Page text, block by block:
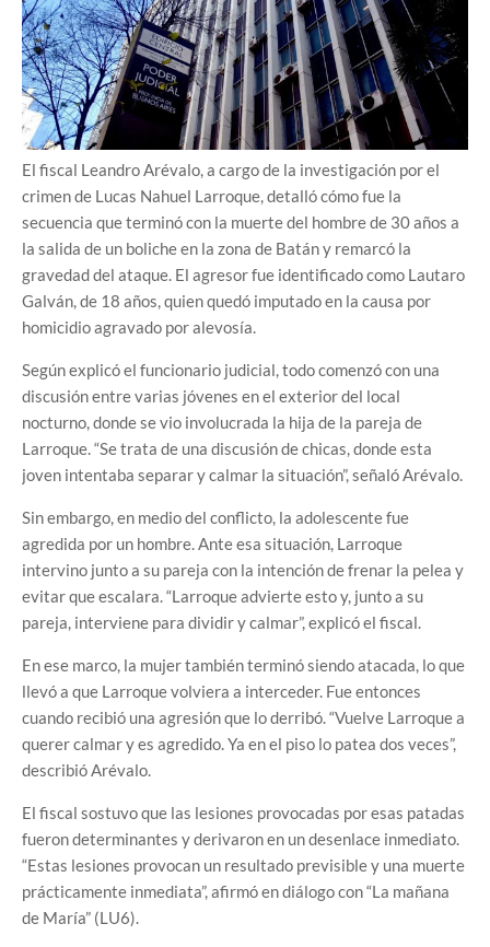
El fiscal Leandro Arévalo, a cargo de la investigación por el
crimen de Lucas Nahuel Larroque, detalló cómo fue la
secuencia que terminó con la muerte del hombre de 30 años a
la salida de un boliche en la zona de Batán y remarcó la
gravedad del ataque. El agresor fue identificado como Lautaro
Galván, de 18 años, quien quedó imputado en la causa por
homicidio agravado por alevosía.
Según explicó el funcionario judicial, todo comenzó con una
discusión entre varias jóvenes en el exterior del local
nocturno, donde se vio involucrada la hija de la pareja de
Larroque. “Se trata de una discusión de chicas, donde esta
joven intentaba separar y calmar la situación”, señaló Arévalo.
Sin embargo, en medio del conflicto, la adolescente fue
agredida por un hombre. Ante esa situación, Larroque
intervino junto a su pareja con la intención de frenar la pelea y
evitar que escalara. “Larroque advierte esto y, junto a su
pareja, interviene para dividir y calmar”, explicó el fiscal.
En ese marco, la mujer también terminó siendo atacada, lo que
llevó a que Larroque volviera a interceder. Fue entonces
cuando recibió una agresión que lo derribó. “Vuelve Larroque a
querer calmar y es agredido. Ya en el piso lo patea dos veces”,
describió Arévalo.
El fiscal sostuvo que las lesiones provocadas por esas patadas
fueron determinantes y derivaron en un desenlace inmediato.
“Estas lesiones provocan un resultado previsible y una muerte
prácticamente inmediata”, afirmó en diálogo con “La mañana
de María” (LU6).